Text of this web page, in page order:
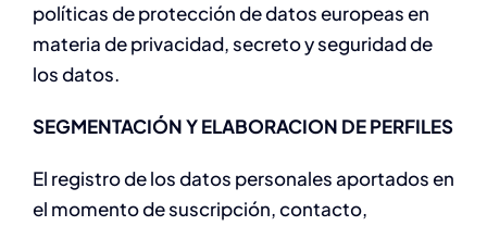
políticas de protección de datos europeas en
materia de privacidad, secreto y seguridad de
los datos.
SEGMENTACIÓN Y ELABORACION DE PERFILES
El registro de los datos personales aportados en
el momento de suscripción, contacto,